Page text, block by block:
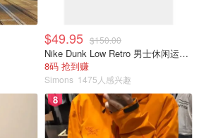
$49.95 $150.00
Nike Dunk Low Retro 男士休闲运动鞋
8码 抢到赚
Simons 1475人感兴趣
8